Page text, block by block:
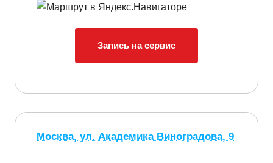
Запись на сервис
Москва, ул. Академика Виноградова, 9